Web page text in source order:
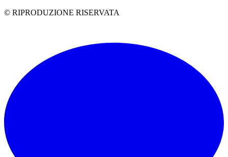
© RIPRODUZIONE RISERVATA